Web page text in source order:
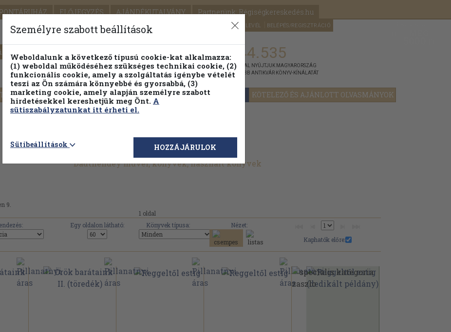
ELŐJEGYZÉS AJÁNDÉKUTALVÁNY Partnerünk: Régiségkereskedés.hu
SEGÍTSÉG HÍRLEVÉL BELÉPÉS/REGISZTRÁCIÓ
PILLANATNYI ÁRAINK FENNTARTHATÓ OLVASMÁNYOK KÖTELEZŐ ÉS AJÁNLOTT OLVASMÁNYOK
Részletes kereső Témaköri fa 1.144.535
KIADVÁNNYAL NYÚJTJUK MAGYARORSZÁG
LEGNAGYOBB ANTIKVÁR KÖNYV-KÍNÁLATÁT
Dauthendey művei, könyvek, használt könyvek
9.
1 oldal
Egy oldalon látható: Könyvek típusa:
Nézet:
Kaphatók előre:
Személyre szabott beállítások
Weboldalunk a következő típusú cookie-kat alkalmazza:
(1) weboldal működéséhez szükséges technikai cookie, (2)
funkcionális cookie, amely a szolgáltatás igénybe vételét
teszi az Ön számára könnyebbé és gyorsabbá, (3)
marketing cookie, amely alapján személyre szabott
hirdetésekkel kereshetjük meg Önt. A
sütiszabályzatunkat itt érheti el.
Sütibeállítások HOZZÁJÁRULOK